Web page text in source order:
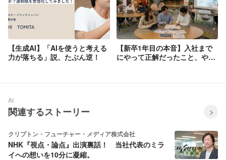
【生成AI】「AIを使うと考える
力が落ちる」説、たぶん逆！
【新卒1年目の本音】入社まで
にやって正解だったこと、やっ
AI
関連するストーリー
クリプトン・フューチャー・メディア株式会社
NHK『視点・論点』出演裏話！ 当社代表のミラ
イへの想いを10分に凝縮。